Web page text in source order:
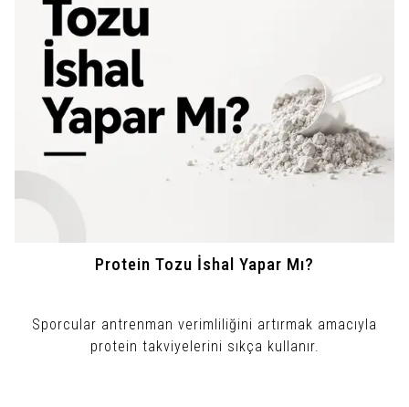
Protein Tozu İshal Yapar Mı?
Sporcular antrenman verimliliğini artırmak amacıyla
protein takviyelerini sıkça kullanır.